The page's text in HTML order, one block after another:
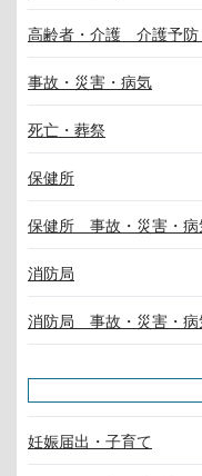
高齢者・介護 介護予防
事故・災害・病気
死亡・葬祭
保健所
保健所 事故・災害・病
消防局
消防局 事故・災害・病
妊娠届出・子育て